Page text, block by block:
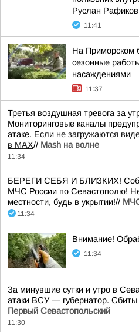
Руслан
11:41
На Приморском
сезонные
насаждениями
11:37
Третья воздушная тревога за
Мониторинговые каналы
атаке. Если не загружаются
в MAX// Mash на волне
11:34
БЕРЕГИ СЕБЯ И БЛИЗКИХ!
МЧС России по Севастополю!
местности, будь в укрытии!//
11:34
Внимание!
11:34
За минувшие сутки и утро в
атаки ВСУ — губернатор.
Первый Севастопольский
11:30